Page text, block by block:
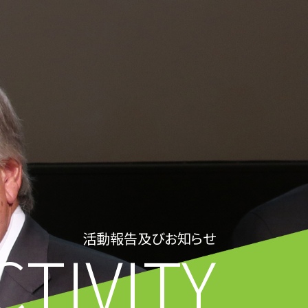
活動報告及びお知らせ